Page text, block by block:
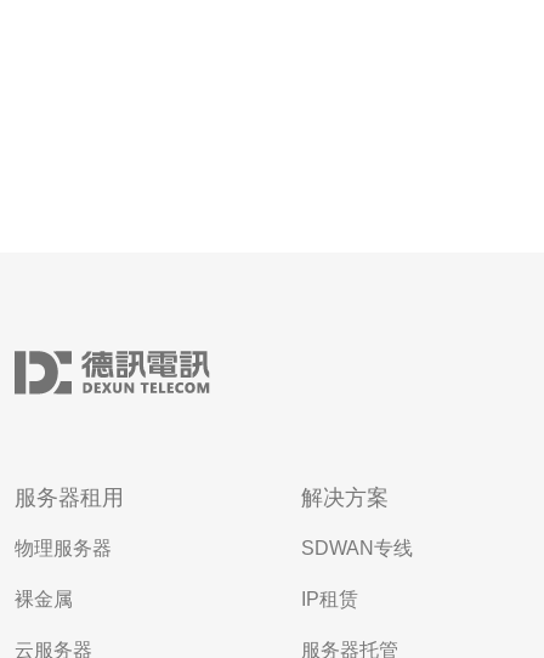
服务器租用
物理服务器
裸金属
云服务器
解决方案
SDWAN专线
IP租赁
服务器托管